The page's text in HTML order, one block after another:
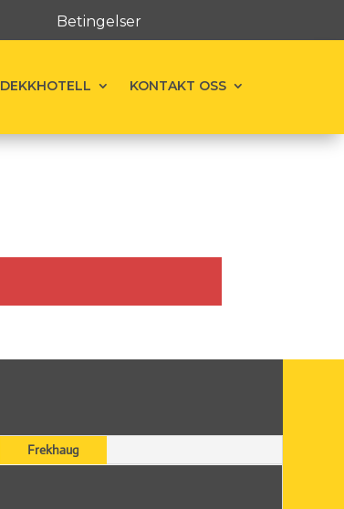
Betingelser
DEKKHOTELL KONTAKT OSS
Frekhaug